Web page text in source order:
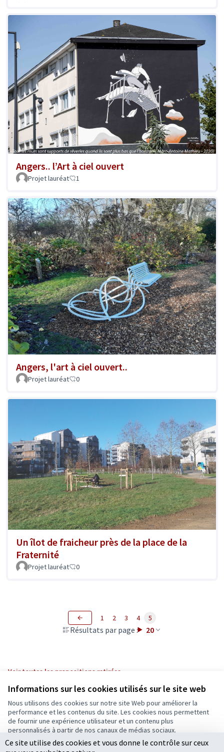
Informations sur les cookies utilisés sur le site web
Nous utilisons des cookies sur notre site Web pour améliorer la
performance et les contenus du site. Les cookies nous permettent
de fournir une expérience utilisateur et un contenu plus
personnalisés à partir de nos canaux de médias sociaux.
Tout accepter
Angers.. l’Art à ciel ouvert
Projet lauréat 1
Angers, l'art à ciel ouvert..
Projet lauréat 0
Un îlot de fraicheur près de la place de la
Fraternité
Projet lauréat 0
Résultats par page : 20
1 2 3 4 5
Voir toutes les propositions retirées
Conditions d'utilisation
Paramètres des cookies
Ecrivons Angers sur X
(Lien externe)
Ecrivons Angers sur Facebook
(Lien externe)
Ce site utilise des cookies et vous donne le contrôle sur ceux